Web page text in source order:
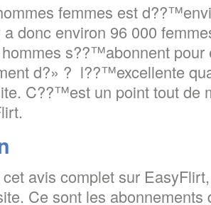
femmes est
donc environ 96 000
s??™abonnent pour
d?» ? l??™excellente
C??™est un point tout de
avis complet sur
Ce sont les abonnements